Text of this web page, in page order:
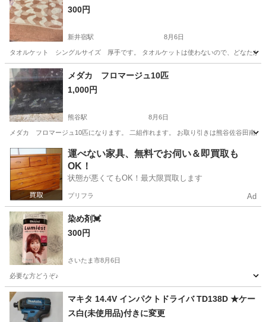
300円
新井宿駅 8月6日
タオルケット シングルサイズ 厚手です。 タオルケットは使わないので、どなたか
埼玉 川口市 新井宿駅 シングル
メダカ フロマージュ10匹
1,000円
熊谷駅 8月6日
メダカ フロマージュ10匹になります。 二組作れます。 お取り引きは熊谷佐谷田南
埼玉 熊谷市 熊谷駅 その他 フロマージュ
運べない家具、無料でお伺い＆即買取も
OK！
状態が悪くてもOK！最大限買取します
プリフラ Ad
染め剤💓
300円
さいたま市8月6日
必要な方どうぞ♪
埼玉 さいたま市 その他
マキタ 14.4V インパクトドライバ TD138D ★ケー
ス白(未使用品)付きに変更